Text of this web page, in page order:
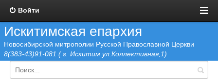
Войти
Искитимская епархия
Новосибирской митрополии Русской Православной Церкви
8(383-43)91-081 ( г. Искитим ул.Коллективная,1)